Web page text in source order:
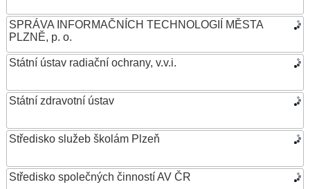
SPRÁVA INFORMAČNÍCH TECHNOLOGIÍ MĚSTA
PLZNĚ, p. o.
Státní ústav radiační ochrany, v.v.i.
Státní zdravotní ústav
Středisko služeb školám Plzeň
Středisko společných činností AV ČR